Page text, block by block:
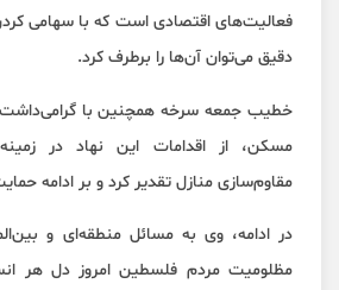
فعالیت‌های اقتصادی است که با سهامی
دقیق می‌توان آن‌ها را برطرف کرد.
خطیب جمعه سرخه همچنین با گرامی‌داشت
مسکن، از اقدامات این نهاد در
مقاوم‌سازی منازل تقدیر کرد و بر ادامه
در ادامه، وی به مسائل منطقه‌ای و
مظلومیت مردم فلسطین امروز دل هر